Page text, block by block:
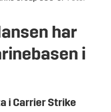
har
i
i Carrier Strike